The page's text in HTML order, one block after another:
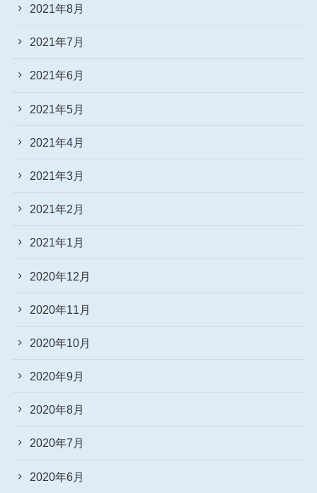
2021年8月
2021年7月
2021年6月
2021年5月
2021年4月
2021年3月
2021年2月
2021年1月
2020年12月
2020年11月
2020年10月
2020年9月
2020年8月
2020年7月
2020年6月